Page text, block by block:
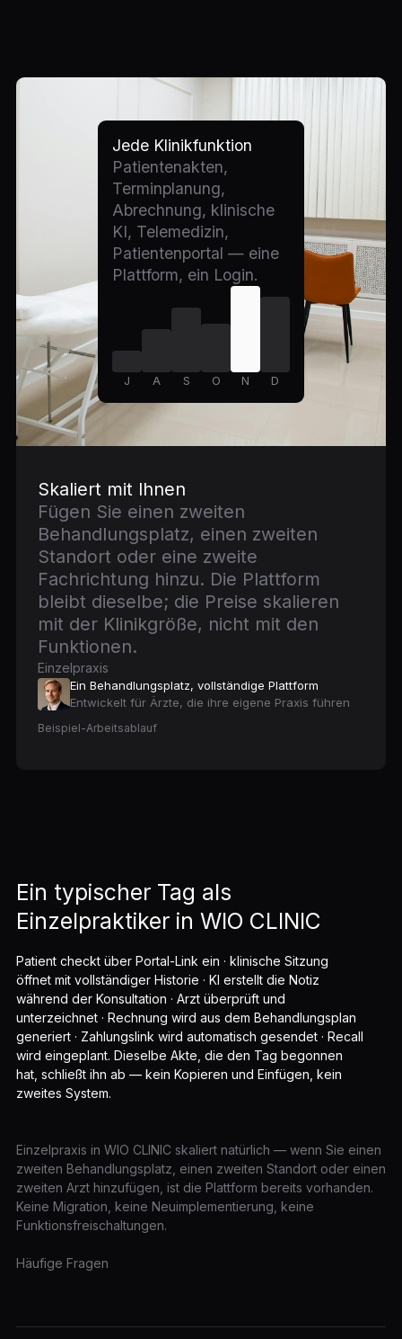
Jede Klinikfunktion
Patientenakten,
Terminplanung,
Abrechnung, klinische
KI, Telemedizin,
Patientenportal — eine
Plattform, ein Login.
J A S O N D
Skaliert mit Ihnen
Fügen Sie einen zweiten
Behandlungsplatz, einen zweiten
Standort oder eine zweite
Fachrichtung hinzu. Die Plattform
bleibt dieselbe; die Preise skalieren
mit der Klinikgröße, nicht mit den
Funktionen.
Einzelpraxis
Ein Behandlungsplatz, vollständige Plattform
Entwickelt für Ärzte, die ihre eigene Praxis führen
Beispiel-Arbeitsablauf
Ein typischer Tag als
Einzelpraktiker in WIO CLINIC
Patient checkt über Portal-Link ein · klinische Sitzung
öffnet mit vollständiger Historie · KI erstellt die Notiz
während der Konsultation · Arzt überprüft und
unterzeichnet · Rechnung wird aus dem Behandlungsplan
generiert · Zahlungslink wird automatisch gesendet · Recall
wird eingeplant. Dieselbe Akte, die den Tag begonnen
hat, schließt ihn ab — kein Kopieren und Einfügen, kein
zweites System.
Einzelpraxis in WIO CLINIC skaliert natürlich — wenn Sie einen
zweiten Behandlungsplatz, einen zweiten Standort oder einen
zweiten Arzt hinzufügen, ist die Plattform bereits vorhanden.
Keine Migration, keine Neuimplementierung, keine
Funktionsfreischaltungen.
Häufige Fragen